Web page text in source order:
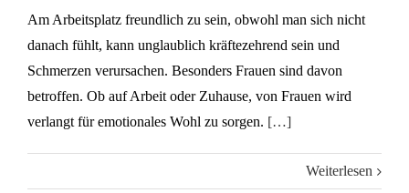
Am Arbeitsplatz freundlich zu sein, obwohl man sich nicht
danach fühlt, kann unglaublich kräftezehrend sein und
Schmerzen verursachen. Besonders Frauen sind davon
betroffen. Ob auf Arbeit oder Zuhause, von Frauen wird
verlangt für emotionales Wohl zu sorgen. […]
Weiterlesen